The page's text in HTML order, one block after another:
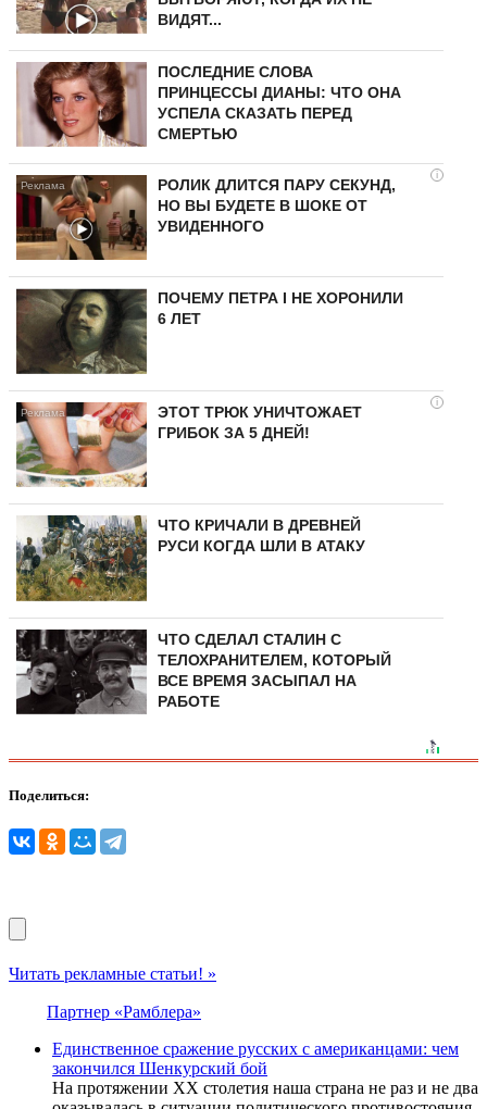
ВИДЯТ...
ПОСЛЕДНИЕ СЛОВА
ПРИНЦЕССЫ ДИАНЫ: ЧТО ОНА
УСПЕЛА СКАЗАТЬ ПЕРЕД
СМЕРТЬЮ
i
РОЛИК ДЛИТСЯ ПАРУ СЕКУНД,
НО ВЫ БУДЕТЕ В ШОКЕ ОТ
УВИДЕННОГО
ПОЧЕМУ ПЕТРА I НЕ ХОРОНИЛИ
6 ЛЕТ
i
ЭТОТ ТРЮК УНИЧТОЖАЕТ
ГРИБОК ЗА 5 ДНЕЙ!
ЧТО КРИЧАЛИ В ДРЕВНЕЙ
РУСИ КОГДА ШЛИ В АТАКУ
ЧТО СДЕЛАЛ СТАЛИН С
ТЕЛОХРАНИТЕЛЕМ, КОТОРЫЙ
ВСЕ ВРЕМЯ ЗАСЫПАЛ НА
РАБОТЕ
Поделиться:
Читать рекламные статьи! »
Партнер «Рамблера»
Единственное сражение русских с американцами: чем
закончился Шенкурский бой
На протяжении XX столетия наша страна не раз и не два